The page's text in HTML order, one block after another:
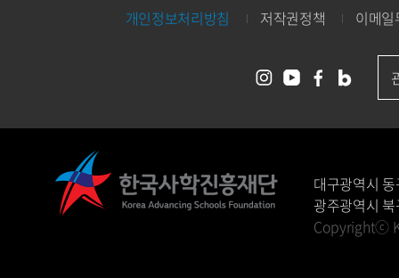
개인정보처리방침 저작권정책 이메
대구광역시
광주광역시
Copyrightⓒ